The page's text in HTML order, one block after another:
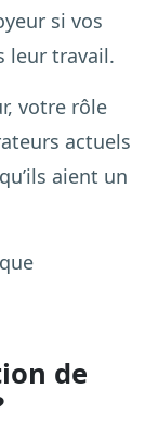
si vos
leur travail.
votre rôle
actuels
aient un
de